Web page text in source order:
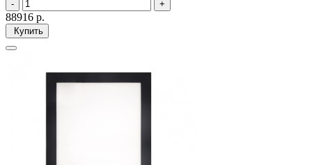
88916 р.
Купить